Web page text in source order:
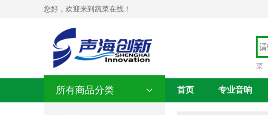
您好，欢迎来到蔬菜在线！
菜
所有商品分类 首页 专业音响